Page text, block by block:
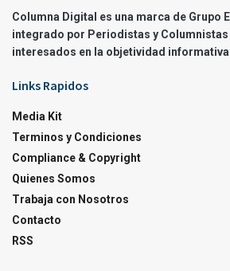
Columna Digital es una marca de Grupo
integrado por Periodistas y
interesados en la objetividad
Links Rapidos
Media Kit
Terminos y Condiciones
Compliance & Copyright
Quienes Somos
Trabaja con Nosotros
Contacto
RSS